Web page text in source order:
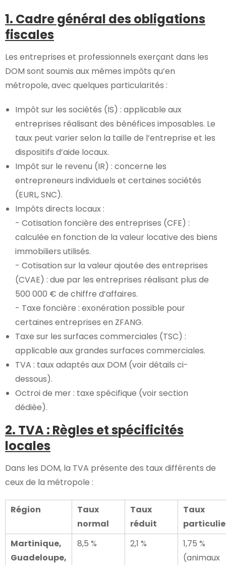
1. Cadre général des obligations
fiscales
Les entreprises et professionnels exerçant dans les
DOM sont soumis aux mêmes impôts qu’en
métropole, avec quelques particularités :
Impôt sur les sociétés (IS) : applicable aux
entreprises réalisant des bénéfices imposables. Le
taux peut varier selon la taille de l’entreprise et les
dispositifs d’aide locaux.
Impôt sur le revenu (IR) : concerne les
entrepreneurs individuels et certaines sociétés
(EURL, SNC).
Impôts directs locaux :
- Cotisation foncière des entreprises (CFE) :
calculée en fonction de la valeur locative des biens
immobiliers utilisés.
- Cotisation sur la valeur ajoutée des entreprises
(CVAE) : due par les entreprises réalisant plus de
500 000 € de chiffre d’affaires.
- Taxe foncière : exonération possible pour
certaines entreprises en ZFANG.
Taxe sur les surfaces commerciales (TSC) :
applicable aux grandes surfaces commerciales.
TVA : taux adaptés aux DOM (voir détails ci-
dessous).
Octroi de mer : taxe spécifique (voir section
dédiée).
2. TVA : Règles et spécificités
locales
Dans les DOM, la TVA présente des taux différents de
ceux de la métropole :
Région
Taux
normal
Taux
réduit
Taux
Martinique,
Guadeloupe,
8,5 % 2,1 %
1,75 %
(animaux